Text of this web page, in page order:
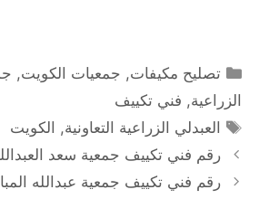
التصنيفات
تصليح مكيفات, جمعيات الكويت,
الزراعية, فني تكييف
الوسوم
العبدلي الزراعية التعاونية, الكويت
رقم فني تكييف جمعية سعد العبدالله
رقم فني تكييف جمعية عبدالله